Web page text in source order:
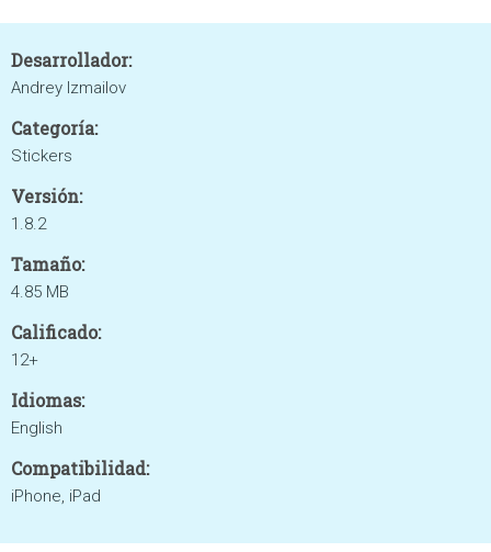
Desarrollador:
Andrey Izmailov
Categoría:
Stickers
Versión:
1.8.2
Tamaño:
4.85 MB
Calificado:
12+
Idiomas:
English
Compatibilidad:
iPhone, iPad